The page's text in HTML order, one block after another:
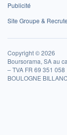
Publicité
Site Groupe &
Copyright © 2026
Boursorama, SA au
– TVA FR 69 351
BOULOGNE